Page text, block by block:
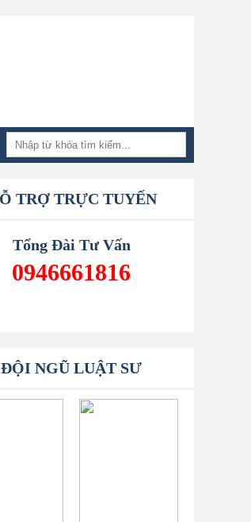
TRỢ TRỰC TUYẾN
Tổng Đài Tư Vấn
0946661816
ĐỘI NGŨ LUẬT SƯ